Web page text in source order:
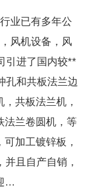
业已有多年公
风机设备，风
引进了国内较**
孔和共板法兰边
共板法兰机，
法兰卷圆机，等
加工镀锌板，
且自产自销，
…